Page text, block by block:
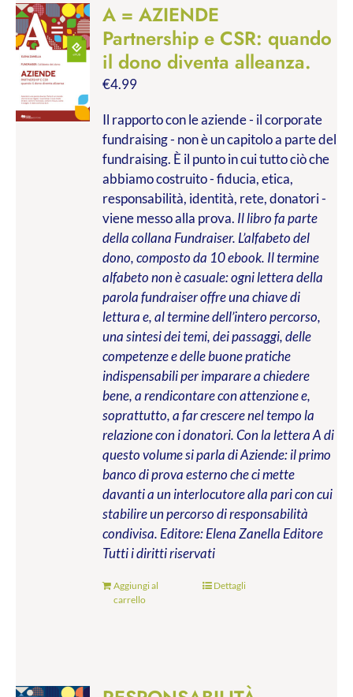
A = AZIENDE
Partnership e CSR: quando
il dono diventa alleanza.
€4.99
Il rapporto con le aziende - il corporate
fundraising - non è un capitolo a parte del
fundraising. È il punto in cui tutto ciò che
abbiamo costruito - fiducia, etica,
responsabilità, identità, rete, donatori -
viene messo alla prova. Il libro fa parte
della collana Fundraiser. L’alfabeto del
dono, composto da 10 ebook. Il termine
alfabeto non è casuale: ogni lettera della
parola fundraiser offre una chiave di
lettura e, al termine dell’intero percorso,
una sintesi dei temi, dei passaggi, delle
competenze e delle buone pratiche
indispensabili per imparare a chiedere
bene, a rendicontare con attenzione e,
soprattutto, a far crescere nel tempo la
relazione con i donatori. Con la lettera A di
questo volume si parla di Aziende: il primo
banco di prova esterno che ci mette
davanti a un interlocutore alla pari con cui
stabilire un percorso di responsabilità
condivisa. Editore: Elena Zanella Editore
Tutti i diritti riservati
Aggiungi al
carrello
Dettagli